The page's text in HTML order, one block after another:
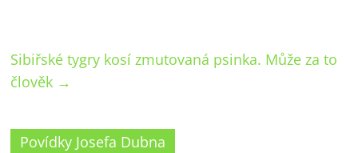
Sibiřské tygry kosí zmutovaná psinka. Může za to
člověk →
Povídky Josefa Dubna